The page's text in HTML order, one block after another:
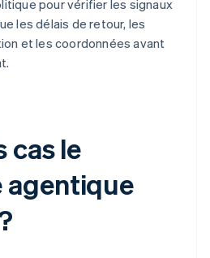
pour vérifier les signaux
les délais de retour, les
et les coordonnées avant
cas le
agentique